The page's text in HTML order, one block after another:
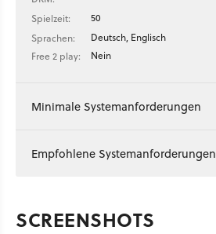
Spielzeit:
50
Sprachen:
Deutsch, Englisch
Free 2 play:
Nein
Minimale Systemanforderungen
Empfohlene Systemanforderungen
SCREENSHOTS